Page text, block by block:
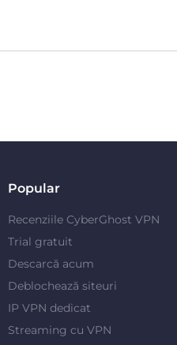
Popular
Recenziile CyberGhost VPN
Trial gratuit
Descarcă acum
Deblochează siteuri
IP VPN dedicat
Streaming cu VPN